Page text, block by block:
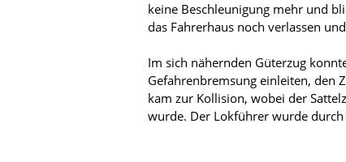
keine Beschleunigung mehr und
das Fahrerhaus noch verlassen
Im sich nähernden Güterzug
Gefahrenbremsung einleiten, den
kam zur Kollision, wobei der
wurde. Der Lokführer wurde